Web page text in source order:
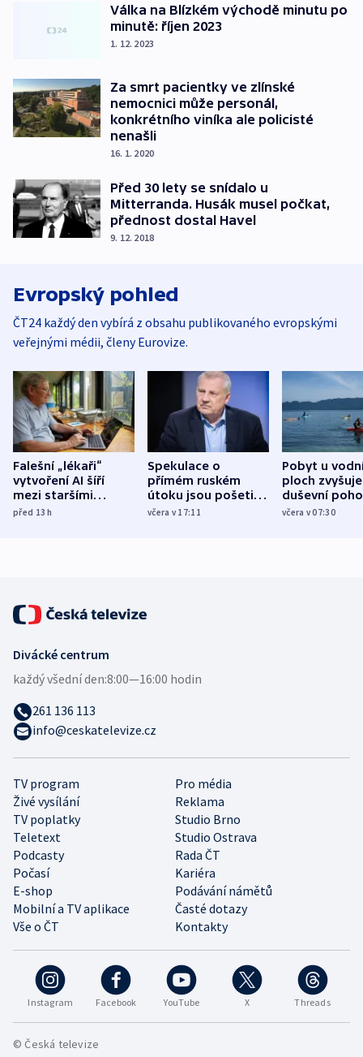
Válka na Blízkém východě minutu po
minutě: říjen 2023
1. 12. 2023
Za smrt pacientky ve zlínské
nemocnici může personál,
konkrétního viníka ale policisté
nenašli
16. 1. 2020
Před 30 lety se snídalo u
Mitterranda. Husák musel počkat,
přednost dostal Havel
9. 12. 2018
Evropský pohled
ČT24 každý den vybírá z obsahu publikovaného evropskými
veřejnými médii, členy Eurovize.
Falešní „lékaři“
vytvoření AI šíří
mezi staršími
Poláky nebezpečné
před 13h
Spekulace o
přímém ruském
útoku jsou pošetilé,
míní estonský
včera v 17:11
Pobyt u
ploch zvyšuje
duševní
ukázala
včera v 07:30
Instagram Facebook YouTube X Threads
TV program
Pro média
Živé vysílání
Reklama
TV poplatky
Studio Brno
Teletext
Studio Ostrava
Podcasty
Rada ČT
Počasí
Kariéra
E-shop
Podávání námětů
Mobilní a TV aplikace
Časté dotazy
Vše o ČT
Kontakty
Divácké centrum
každý všední den:8:00—16:00 hodin
261 136 113
info@ceskatelevize.cz
© Česká televize